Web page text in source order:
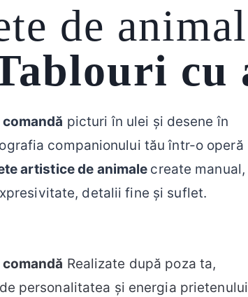
de
cu
picturi în ulei și desene în
companionului tău într-o operă
artistice de animale create manual,
detalii fine și suflet.
Realizate după poza ta,
personalitatea și energia prietenului